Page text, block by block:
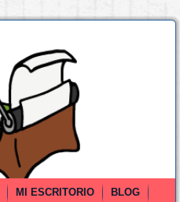
MI ESCRITORIO
BLOG